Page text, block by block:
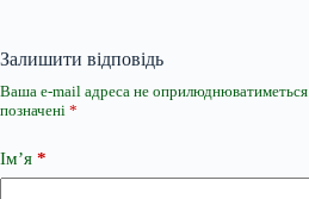
Залишити відповідь
Ваша e-mail адреса не оприлюднюватиметься.
позначені *
Ім’я *